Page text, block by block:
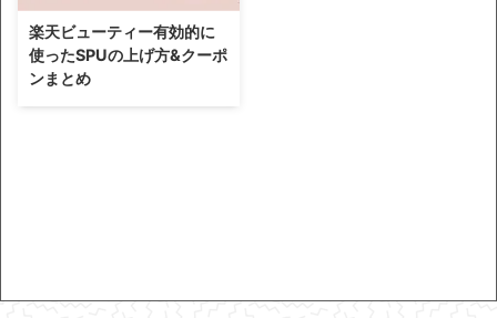
楽天ビューティー有効的に
使ったSPUの上げ方&クーポ
ンまとめ